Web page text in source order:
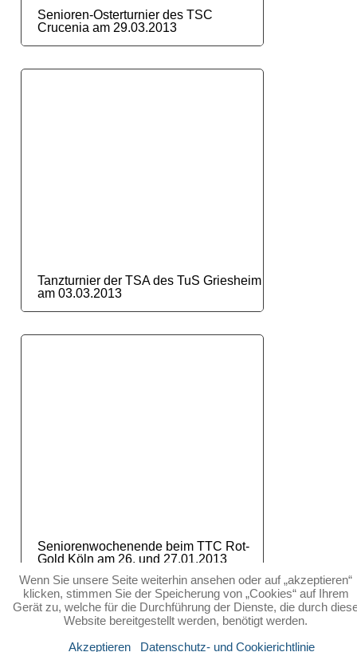
Senioren-Osterturnier des TSC
Crucenia am 29.03.2013
Tanzturnier der TSA des TuS Griesheim
am 03.03.2013
Seniorenwochenende beim TTC Rot-
Gold Köln am 26. und 27.01.2013
blitznicht.de
©[2026] blitznicht.de; Alle Rechte vorbehalten.
Wenn Sie unsere Seite weiterhin ansehen oder auf „akzeptieren“
klicken, stimmen Sie der Speicherung von „Cookies“ auf Ihrem
Gerät zu, welche für die Durchführung der Dienste, die durch
Website bereitgestellt werden, benötigt werden.
Akzeptieren
Datenschutz- und Cookierichtlinie